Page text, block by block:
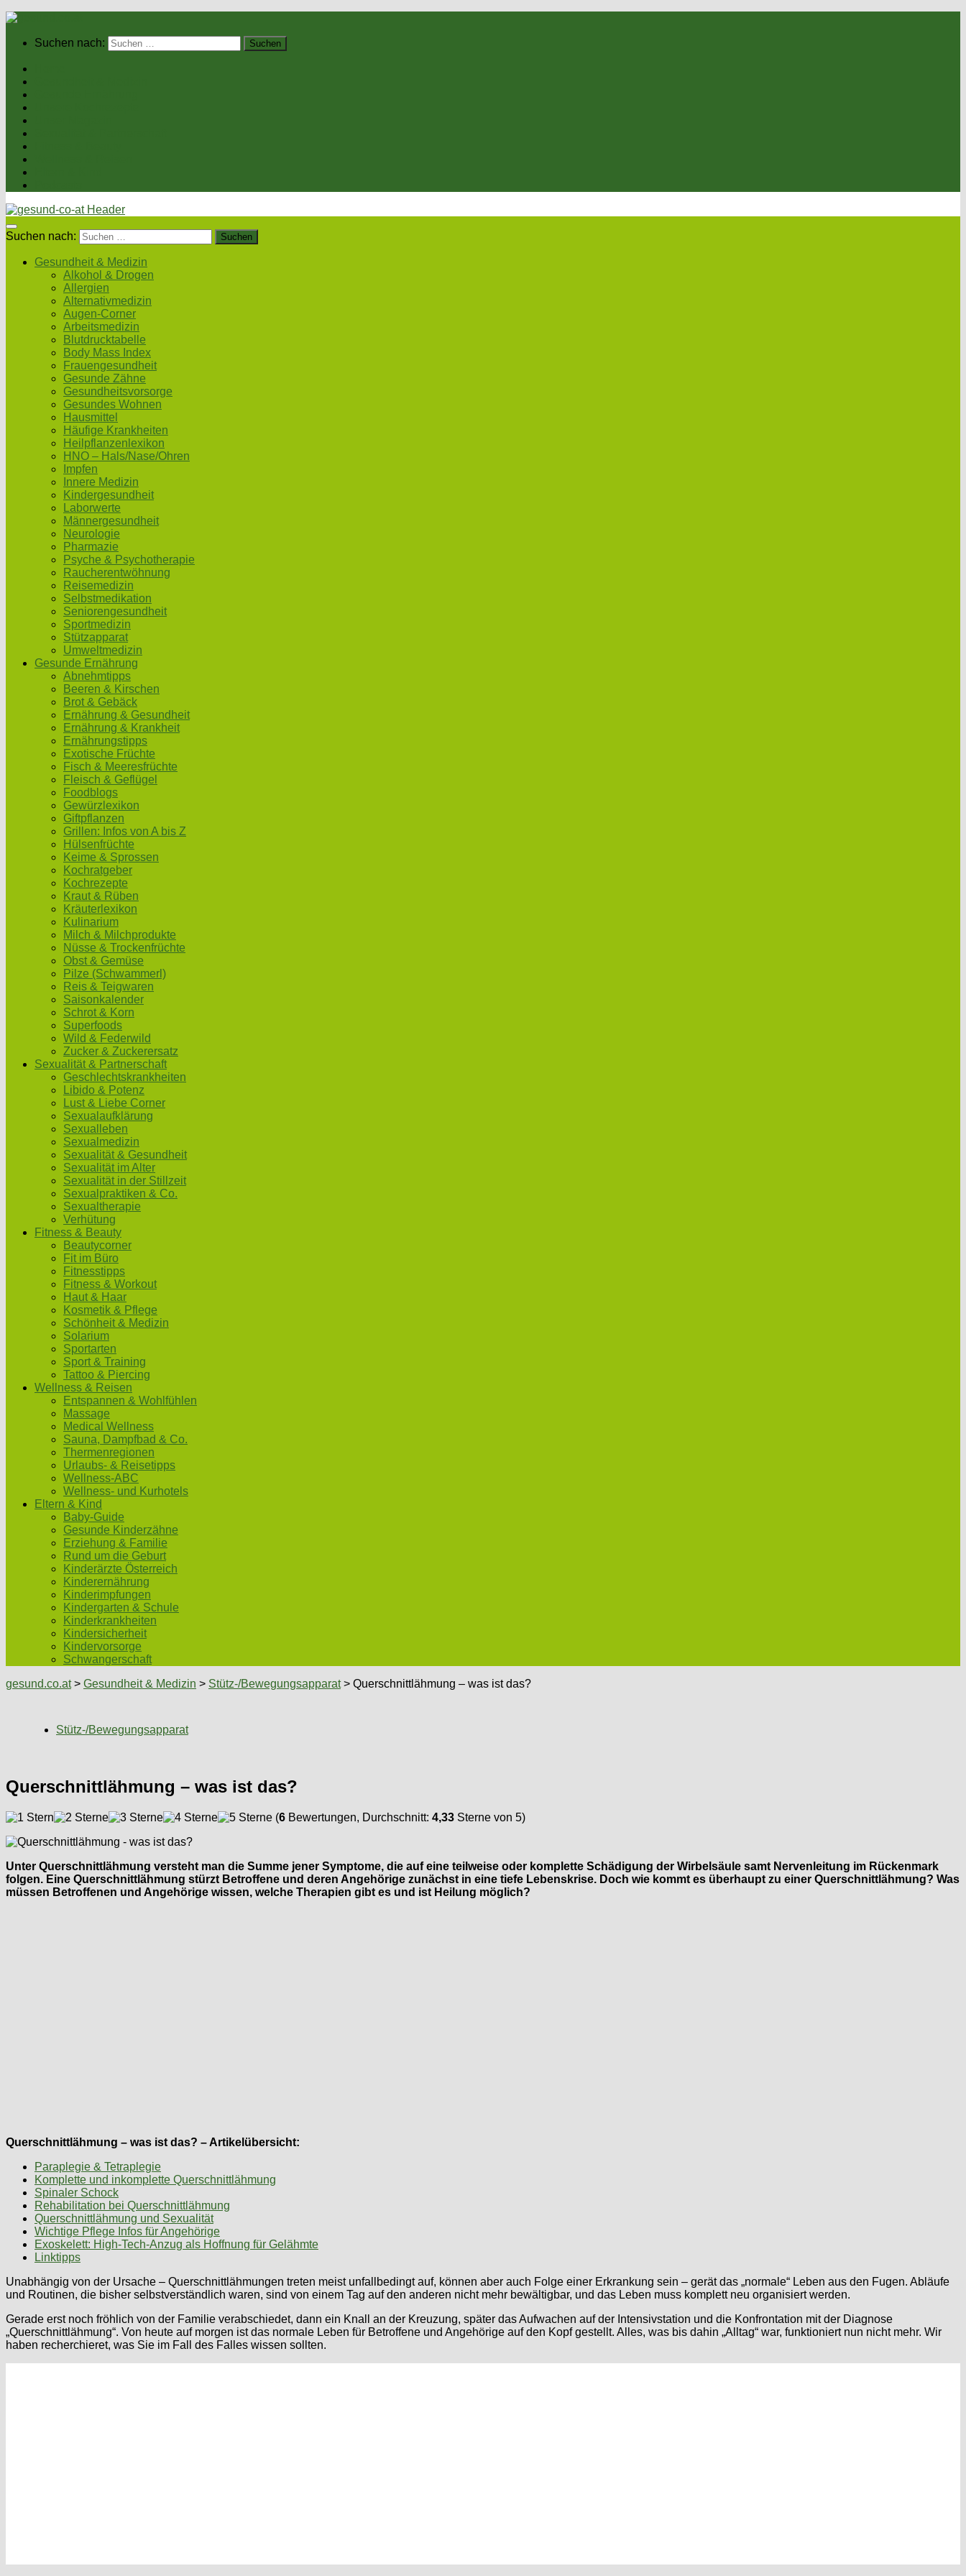
Suchen nach:
Suchen nach:
Gesundheit & Medizin
Alkohol & Drogen
Allergien
Alternativmedizin
Augen-Corner
Arbeitsmedizin
Blutdrucktabelle
Body Mass Index
Frauengesundheit
Gesunde Zähne
Gesundheitsvorsorge
Gesundes Wohnen
Hausmittel
Häufige Krankheiten
Heilpflanzenlexikon
HNO – Hals/Nase/Ohren
Impfen
Innere Medizin
Kindergesundheit
Laborwerte
Männergesundheit
Neurologie
Pharmazie
Psyche & Psychotherapie
Raucherentwöhnung
Reisemedizin
Selbstmedikation
Seniorengesundheit
Sportmedizin
Stützapparat
Umweltmedizin
Gesunde Ernährung
Abnehmtipps
Beeren & Kirschen
Brot & Gebäck
Ernährung & Gesundheit
Ernährung & Krankheit
Ernährungstipps
Exotische Früchte
Fisch & Meeresfrüchte
Fleisch & Geflügel
Foodblogs
Gewürzlexikon
Giftpflanzen
Grillen: Infos von A bis Z
Hülsenfrüchte
Keime & Sprossen
Kochratgeber
Kochrezepte
Kraut & Rüben
Kräuterlexikon
Kulinarium
Milch & Milchprodukte
Nüsse & Trockenfrüchte
Obst & Gemüse
Pilze (Schwammerl)
Reis & Teigwaren
Saisonkalender
Schrot & Korn
Superfoods
Wild & Federwild
Zucker & Zuckerersatz
Sexualität & Partnerschaft
Geschlechtskrankheiten
Libido & Potenz
Lust & Liebe Corner
Sexualaufklärung
Sexualleben
Sexualmedizin
Sexualität & Gesundheit
Sexualität im Alter
Sexualität in der Stillzeit
Sexualpraktiken & Co.
Sexualtherapie
Verhütung
Fitness & Beauty
Beautycorner
Fit im Büro
Fitnesstipps
Fitness & Workout
Haut & Haar
Kosmetik & Pflege
Schönheit & Medizin
Solarium
Sportarten
Sport & Training
Tattoo & Piercing
Wellness & Reisen
Entspannen & Wohlfühlen
Massage
Medical Wellness
Sauna, Dampfbad & Co.
Thermenregionen
Urlaubs- & Reisetipps
Wellness-ABC
Wellness- und Kurhotels
Eltern & Kind
Baby-Guide
Gesunde Kinderzähne
Erziehung & Familie
Rund um die Geburt
Kinderärzte Österreich
Kinderernährung
Kinderimpfungen
Kindergarten & Schule
Kinderkrankheiten
Kindersicherheit
Kindervorsorge
Schwangerschaft
gesund.co.at> Gesundheit & Medizin > Stütz-/Bewegungsapparat> Querschnittlähmung – was ist das?
Stütz-/Bewegungsapparat
Querschnittlähmung – was ist das?
(6 Bewertungen, Durchschnitt: 4,33 Sterne von 5)
Unter Querschnittlähmung versteht man die Summe jener Symptome, die auf eine teilweise oder komplette Schädigung der Wirbelsäule samt Nervenleitung im Rückenmark
folgen. Eine Querschnittlähmung stürzt Betroffene und deren Angehörige zunächst in eine tiefe Lebenskrise. Doch wie kommt es überhaupt zu einer Querschnittlähmung? Was
müssen Betroffenen und Angehörige wissen, welche Therapien gibt es und ist Heilung möglich?
Querschnittlähmung – was ist das? – Artikelübersicht:
Paraplegie & Tetraplegie
Komplette und inkomplette Querschnittlähmung
Spinaler Schock
Rehabilitation bei Querschnittlähmung
Querschnittlähmung und Sexualität
Wichtige Pflege Infos für Angehörige
Exoskelett: High-Tech-Anzug als Hoffnung für Gelähmte
Linktipps
Unabhängig von der Ursache – Querschnittlähmungen treten meist unfallbedingt auf, können aber auch Folge einer Erkrankung sein – gerät das „normale“ Leben aus den Fugen. Abläufe
und Routinen, die bisher selbstverständlich waren, sind von einem Tag auf den anderen nicht mehr bewältigbar, und das Leben muss komplett neu organisiert werden.
Gerade erst noch fröhlich von der Familie verabschiedet, dann ein Knall an der Kreuzung, später das Aufwachen auf der Intensivstation und die Konfrontation mit der Diagnose
„Querschnittlähmung“. Von heute auf morgen ist das normale Leben für Betroffene und Angehörige auf den Kopf gestellt. Alles, was bis dahin „Alltag“ war, funktioniert nun nicht mehr. Wir
haben recherchieret, was Sie im Fall des Falles wissen sollten.